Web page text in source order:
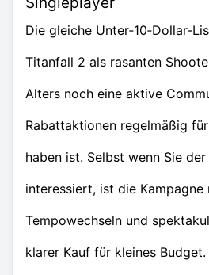
Die gleiche Unter‑10‑Dollar-
Titanfall 2 als rasanten
Alters noch eine aktive
Rabattaktionen regelmäßig
haben ist. Selbst wenn Sie
interessiert, ist die Kampagne
Tempowechseln und
klarer Kauf für kleines